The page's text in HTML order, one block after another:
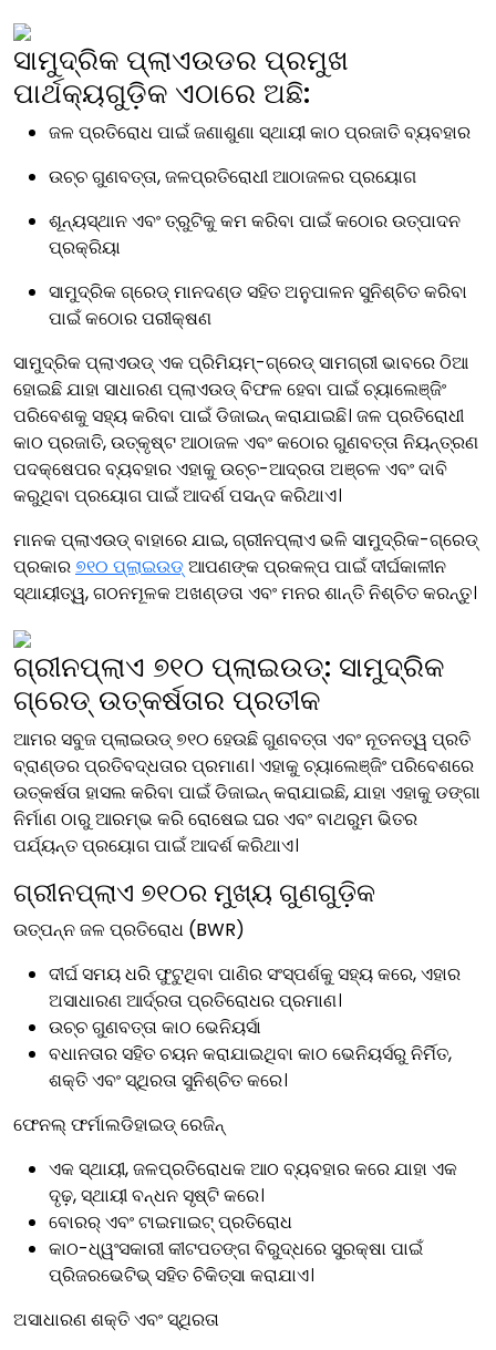
ସାମୁଦ୍ରିକ ପ୍ଲାଏଉଡର ପ୍ରମୁଖ
ପାର୍ଥକ୍ୟଗୁଡ଼ିକ ଏଠାରେ ଅଛି:
ଜଳ ପ୍ରତିରୋଧ ପାଇଁ ଜଣାଶୁଣା ସ୍ଥାୟୀ କାଠ ପ୍ରଜାତି ବ୍ୟବହାର
ଉଚ୍ଚ ଗୁଣବତ୍ତା, ଜଳପ୍ରତିରୋଧୀ ଆଠାଜଳର ପ୍ରୟୋଗ
ଶୂନ୍ୟସ୍ଥାନ ଏବଂ ତ୍ରୁଟିକୁ କମ କରିବା ପାଇଁ କଠୋର ଉତ୍ପାଦନ
ପ୍ରକ୍ରିୟା
ସାମୁଦ୍ରିକ ଗ୍ରେଡ୍ ମାନଦଣ୍ଡ ସହିତ ଅନୁପାଳନ ସୁନିଶ୍ଚିତ କରିବା
ପାଇଁ କଠୋର ପରୀକ୍ଷଣ
ସାମୁଦ୍ରିକ ପ୍ଲାଏଉଡ୍ ଏକ ପ୍ରିମିୟମ୍-ଗ୍ରେଡ୍ ସାମଗ୍ରୀ ଭାବରେ ଠିଆ
ହୋଇଛି ଯାହା ସାଧାରଣ ପ୍ଲାଏଉଡ୍ ବିଫଳ ହେବା ପାଇଁ ଚ୍ୟାଲେଞ୍ଜିଂ
ପରିବେଶକୁ ସହ୍ୟ କରିବା ପାଇଁ ଡିଜାଇନ୍ କରାଯାଇଛି। ଜଳ ପ୍ରତିରୋଧୀ
କାଠ ପ୍ରଜାତି, ଉତ୍କୃଷ୍ଟ ଆଠାଜଳ ଏବଂ କଠୋର ଗୁଣବତ୍ତା ନିୟନ୍ତ୍ରଣ
ପଦକ୍ଷେପର ବ୍ୟବହାର ଏହାକୁ ଉଚ୍ଚ-ଆଦ୍ରତା ଅଞ୍ଚଳ ଏବଂ ଦାବି
କରୁଥିବା ପ୍ରୟୋଗ ପାଇଁ ଆଦର୍ଶ ପସନ୍ଦ କରିଥାଏ।
ମାନକ ପ୍ଲାଏଉଡ୍ ବାହାରେ ଯାଇ, ଗ୍ରୀନପ୍ଲାଏ ଭଳି ସାମୁଦ୍ରିକ-ଗ୍ରେଡ୍
ପ୍ରକାର୭୧୦ ପ୍ଲାଇଉଡ୍ଆପଣଙ୍କ ପ୍ରକଳ୍ପ ପାଇଁ ଦୀର୍ଘକାଳୀନ
ସ୍ଥାୟୀତ୍ୱ, ଗଠନମୂଳକ ଅଖଣ୍ଡତା ଏବଂ ମନର ଶାନ୍ତି ନିଶ୍ଚିତ କରନ୍ତୁ।
ଗ୍ରୀନପ୍ଲାଏ ୭୧୦ ପ୍ଲାଇଉଡ୍: ସାମୁଦ୍ରିକ
ଗ୍ରେଡ୍ ଉତ୍କର୍ଷତାର ପ୍ରତୀକ
ଆମର ସବୁଜ ପ୍ଲାଇଉଡ୍ ୭୧୦ ହେଉଛି ଗୁଣବତ୍ତା ଏବଂ ନୂତନତ୍ୱ ପ୍ରତି
ବ୍ରାଣ୍ଡର ପ୍ରତିବଦ୍ଧତାର ପ୍ରମାଣ। ଏହାକୁ ଚ୍ୟାଲେଞ୍ଜିଂ ପରିବେଶରେ
ଉତ୍କର୍ଷତା ହାସଲ କରିବା ପାଇଁ ଡିଜାଇନ୍ କରାଯାଇଛି, ଯାହା ଏହାକୁ ଡଙ୍ଗା
ନିର୍ମାଣ ଠାରୁ ଆରମ୍ଭ କରି ରୋଷେଇ ଘର ଏବଂ ବାଥରୁମ ଭିତର
ପର୍ଯ୍ୟନ୍ତ ପ୍ରୟୋଗ ପାଇଁ ଆଦର୍ଶ କରିଥାଏ।
ଗ୍ରୀନପ୍ଲାଏ ୭୧୦ର ମୁଖ୍ୟ ଗୁଣଗୁଡ଼ିକ
ଉତ୍ପନ୍ନ ଜଳ ପ୍ରତିରୋଧ (BWR)
ଦୀର୍ଘ ସମୟ ଧରି ଫୁଟୁଥିବା ପାଣିର ସଂସ୍ପର୍ଶକୁ ସହ୍ୟ କରେ, ଏହାର
ଅସାଧାରଣ ଆର୍ଦ୍ରତା ପ୍ରତିରୋଧର ପ୍ରମାଣ।
ଉଚ୍ଚ ଗୁଣବତ୍ତା କାଠ ଭେନିୟର୍ସା
ବଧାନତାର ସହିତ ଚୟନ କରାଯାଇଥିବା କାଠ ଭେନିୟର୍ସରୁ ନିର୍ମିତ,
ଶକ୍ତି ଏବଂ ସ୍ଥିରତା ସୁନିଶ୍ଚିତ କରେ।
ଫେନଲ୍ ଫର୍ମାଲଡିହାଇଡ୍ ରେଜିନ୍
ଏକ ସ୍ଥାୟୀ, ଜଳପ୍ରତିରୋଧକ ଆଠ ବ୍ୟବହାର କରେ ଯାହା ଏକ
ଦୃଢ଼, ସ୍ଥାୟୀ ବନ୍ଧନ ସୃଷ୍ଟି କରେ।
ବୋରର୍ ଏବଂ ଟାଇମାଇଟ୍ ପ୍ରତିରୋଧ
କାଠ-ଧ୍ୱଂସକାରୀ କୀଟପତଙ୍ଗ ବିରୁଦ୍ଧରେ ସୁରକ୍ଷା ପାଇଁ
ପ୍ରିଜରଭେଟିଭ୍ ସହିତ ଚିକିତ୍ସା କରାଯାଏ।
ଅସାଧାରଣ ଶକ୍ତି ଏବଂ ସ୍ଥିରତା